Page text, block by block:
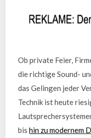
Ob private Feier,
die richtige Sound-
das Gelingen jeder
Technik ist heute
bishin zu modernem